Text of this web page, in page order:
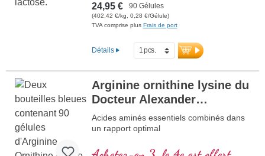
24,95 € 90 Gélules
(402,42 €/kg, 0,28 €/Gélule)
TVA comprise plus Frais de port
Détails
Arginine ornithine lysine du
Docteur Alexander
Michalzik
Acides aminés essentiels combinés dans
un rapport optimal